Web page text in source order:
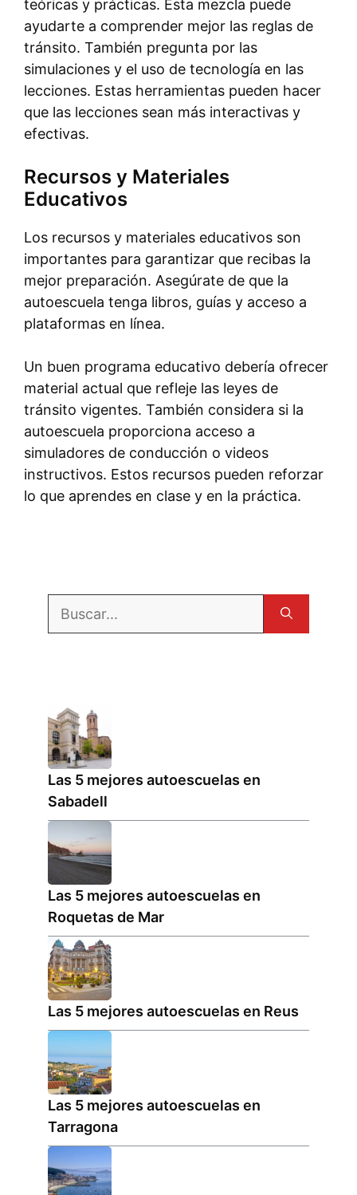
teóricas y prácticas. Esta mezcla puede
ayudarte a comprender mejor las reglas de
tránsito. También pregunta por las
simulaciones y el uso de tecnología en las
lecciones. Estas herramientas pueden hacer
que las lecciones sean más interactivas y
efectivas.
Recursos y Materiales
Educativos
Los recursos y materiales educativos son
importantes para garantizar que recibas la
mejor preparación. Asegúrate de que la
autoescuela tenga libros, guías y acceso a
plataformas en línea.
Un buen programa educativo debería ofrecer
material actual que refleje las leyes de
tránsito vigentes. También considera si la
autoescuela proporciona acceso a
simuladores de conducción o videos
instructivos. Estos recursos pueden reforzar
lo que aprendes en clase y en la práctica.
Las 5 mejores autoescuelas en
Sabadell
Las 5 mejores autoescuelas en
Roquetas de Mar
Las 5 mejores autoescuelas en Reus
Las 5 mejores autoescuelas en
Tarragona